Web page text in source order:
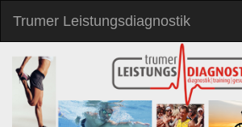
Trumer Leistungsdiagnostik